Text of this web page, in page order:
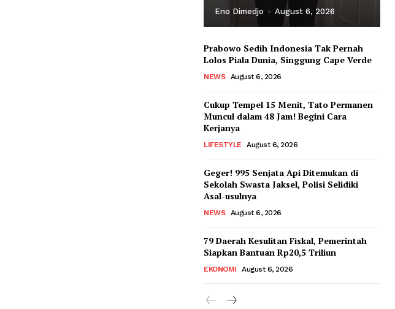
Eno Dimedjo - August 6, 2026
Prabowo Sedih Indonesia Tak Pernah
Lolos Piala Dunia, Singgung Cape Verde
NEWS August 6, 2026
Cukup Tempel 15 Menit, Tato Permanen
Muncul dalam 48 Jam! Begini Cara
Kerjanya
LIFESTYLE August 6, 2026
Geger! 995 Senjata Api Ditemukan di
Sekolah Swasta Jaksel, Polisi Selidiki
Asal-usulnya
NEWS August 6, 2026
79 Daerah Kesulitan Fiskal, Pemerintah
Siapkan Bantuan Rp20,5 Triliun
EKONOMI August 6, 2026